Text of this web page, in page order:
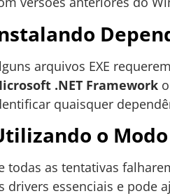
arquivos EXE
.NET Framework
quaisquer
o
todas as tentativas
drivers essenciais e pode